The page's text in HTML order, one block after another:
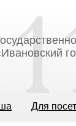
Для